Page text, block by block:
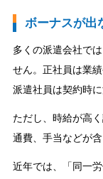
ボーナスが出
多くの派遣会社で
せん。正社員は業
派遣社員は契約時
ただし、時給が高
通費、手当などが
近年では、「同一